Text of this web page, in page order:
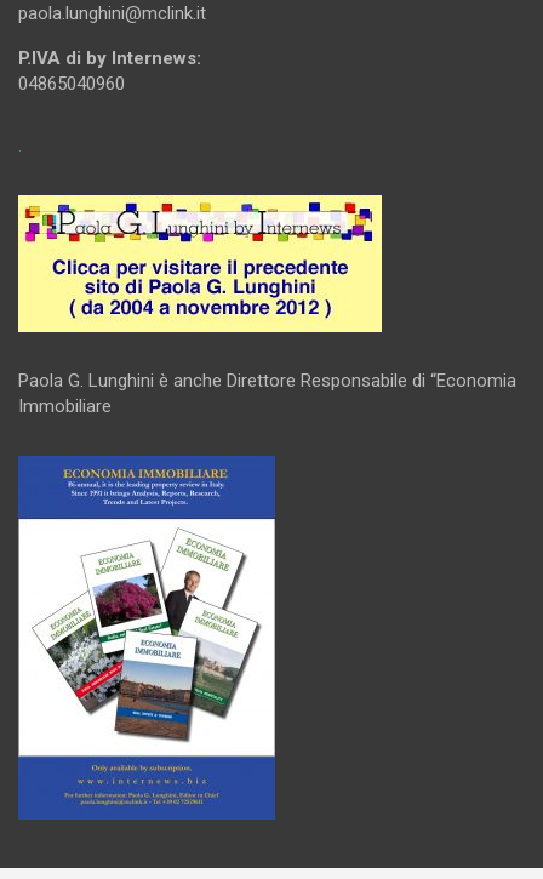
paola.lunghini@mclink.it
P.IVA di by Internews:
04865040960
.
Paola G. Lunghini è anche Direttore Responsabile di “Economia
Immobiliare